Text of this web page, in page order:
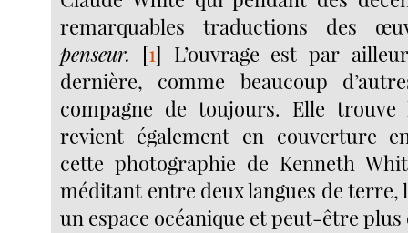
remarquables traductions des
penseur. [1] L’ouvrage est par
dernière, comme beaucoup
compagne de toujours. Elle
revient également en couverture
cette photographie de Kenneth
méditant entre deux langues de terre,
un espace océanique et peut-être plus